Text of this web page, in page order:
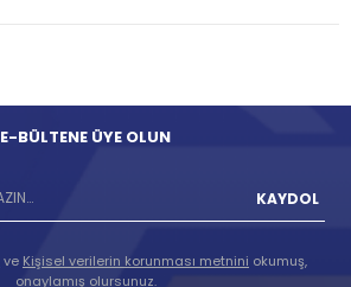
E-BÜLTENE ÜYE OLUN
KAYDOL
ve Kişisel verilerin korunması metnini okumuş,
onaylamış olursunuz.